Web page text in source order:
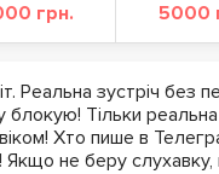
грн.
5000
Реальна зустріч без
блокую! Тільки
Хто пише в
Якщо не беру